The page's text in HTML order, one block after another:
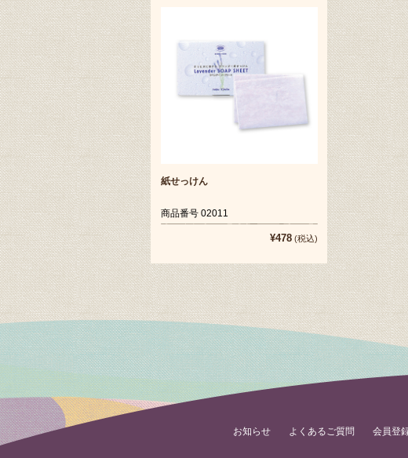
紙せっけん
商品番号 02011
¥478 (税込)
お知らせ よくあるご質問 会員登